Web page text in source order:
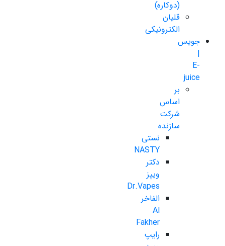
(دوکاره)
قلیان
الکترونیکی
جویس
|
E-
juice
بر
اساس
شرکت
سازنده
نستی
NASTY
دکتر
ویپز
Dr.Vapes
الفاخر
Al
Fakher
رایپ